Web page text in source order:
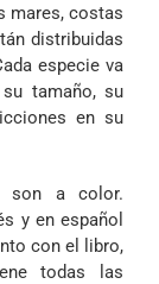
mares, costas
distribuidas
especie va
tamaño, su
en su
son a color.
y en español
con el libro,
todas las